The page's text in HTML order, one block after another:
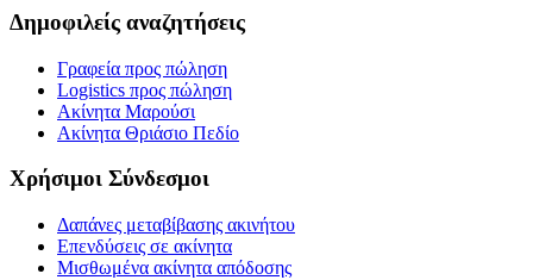
Δημοφιλείς αναζητήσεις
Γραφεία προς πώληση
Logistics προς πώληση
Ακίνητα Μαρούσι
Ακίνητα Θριάσιο Πεδίο
Χρήσιμοι Σύνδεσμοι
Δαπάνες μεταβίβασης ακινήτου
Επενδύσεις σε ακίνητα
Μισθωμένα ακίνητα απόδοσης